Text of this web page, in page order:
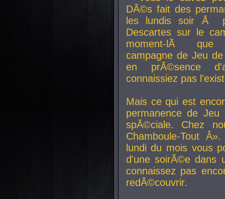
DÃ©s fait des
les lundis soir Ã
Descartes sur le
moment-lÃ que
campagne de Jeu
en prÃ©sence
connaissiez pas
Mais ce qui est
permanence de
spÃ©ciale. Chez
Chamboule-Tout
lundi du mois vous
d'une soirÃ©e dans
connaissez pas
redÃ©couvrir.